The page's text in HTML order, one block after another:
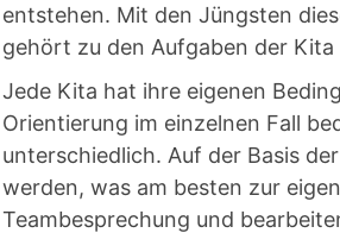
entstehen. Mit den Jüngsten
gehört zu den Aufgaben der Kita
Jede Kita hat ihre eigenen
Orientierung im einzelnen Fall
unterschiedlich. Auf der Basis
werden, was am besten zur
Teambesprechung und